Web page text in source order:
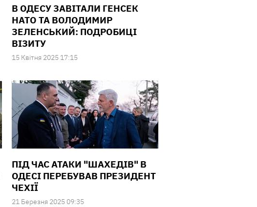
В ОДЕСУ ЗАВІТАЛИ ГЕНСЕК
НАТО ТА ВОЛОДИМИР
ЗЕЛЕНСЬКИЙ: ПОДРОБИЦІ
ВІЗИТУ
15 Квiтня 2025 17:15
ПІД ЧАС АТАКИ "ШАХЕДІВ" В
ОДЕСІ ПЕРЕБУВАВ ПРЕЗИДЕНТ
ЧЕХІЇ
21 Березня 2025 09:35